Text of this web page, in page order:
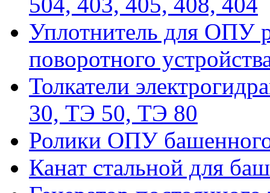
Уплотнитель для ОПУ
поворотного
Толкатели
30, ТЭ 50, ТЭ 80
Ролики ОПУ
Канат стальной для